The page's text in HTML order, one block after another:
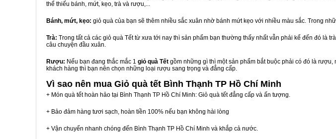
thể thiếu bánh, mứt, kẹo, trà và rượu,...
Bánh, mứt, kẹo: giỏ quà của bạn sẽ thêm nhiều sắc xuân nhờ bánh mứt kẹo với nhiều màu sắc. Trong
Trà: Trong tất cả các giỏ quà Tết từ xưa tới nay thì sản phẩm bạn thường thấy nhất vẫn phải kể đến đó là
câu chuyện đầu xuân.
Rượu: Nếu bạn đang thắc mắc 1 giỏ quà Tết gồm những gì thì một sản phẩm bắt buộc phải có đó là
khách hàng thì bạn nên chọn những loại rượu sang trọng và đẳng cấp.
Vì sao nên mua Giỏ quà tết Bình Thạnh TP Hồ Chí Minh
+ Món quà tết hoàn hảo tại Bình Thạnh TP Hồ Chí Minh: Giỏ quà tết đẳng cấp và ấn tượng.
+ Bảo đảm hàng tươi sạch, hoàn tiền 100% nếu bạn không hài lòng
+ Vận chuyển nhanh chóng đến Bình Thạnh TP Hồ Chí Minh và khắp cả nước.